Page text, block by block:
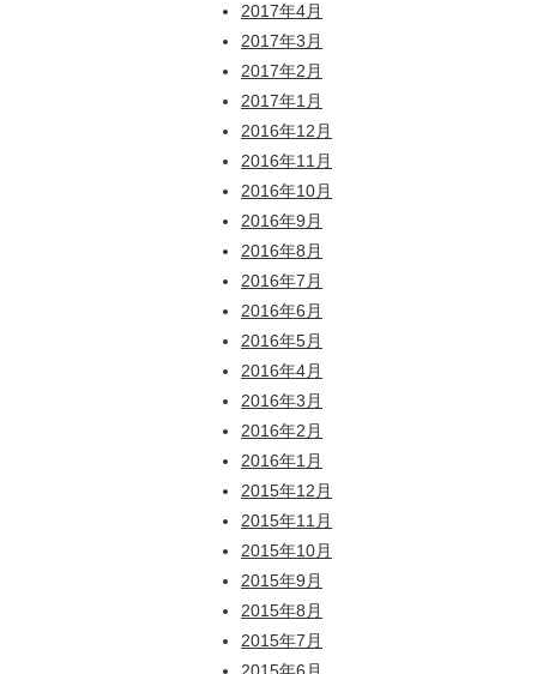
2017年4月
2017年3月
2017年2月
2017年1月
2016年12月
2016年11月
2016年10月
2016年9月
2016年8月
2016年7月
2016年6月
2016年5月
2016年4月
2016年3月
2016年2月
2016年1月
2015年12月
2015年11月
2015年10月
2015年9月
2015年8月
2015年7月